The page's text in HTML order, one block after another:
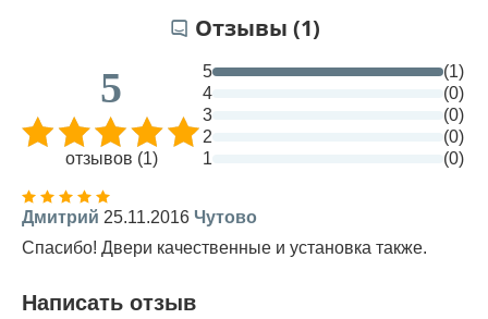
Отзывы (1)
5
отзывов (1)
5
(1)
4
(0)
3
(0)
2
(0)
1
(0)
Дмитрий 25.11.2016 Чутово
Спасибо! Двери качественные и установка также.
Написать отзыв